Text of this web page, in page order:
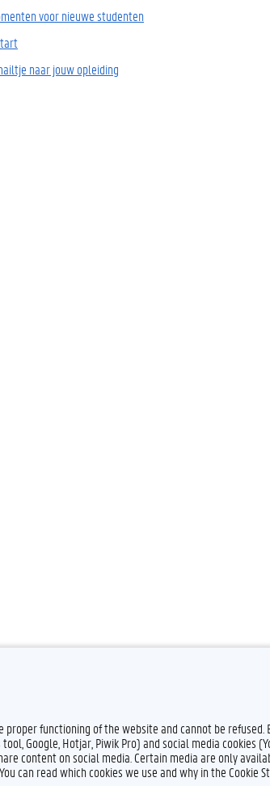
voor nieuwe studenten
naar jouw opleiding
functioning of the website and cannot be refused.
Google, Hotjar, Piwik Pro) and social media cookies
content on social media. Certain media are only
can read which cookies we use and why in the Cookie